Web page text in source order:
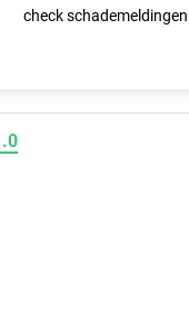
check